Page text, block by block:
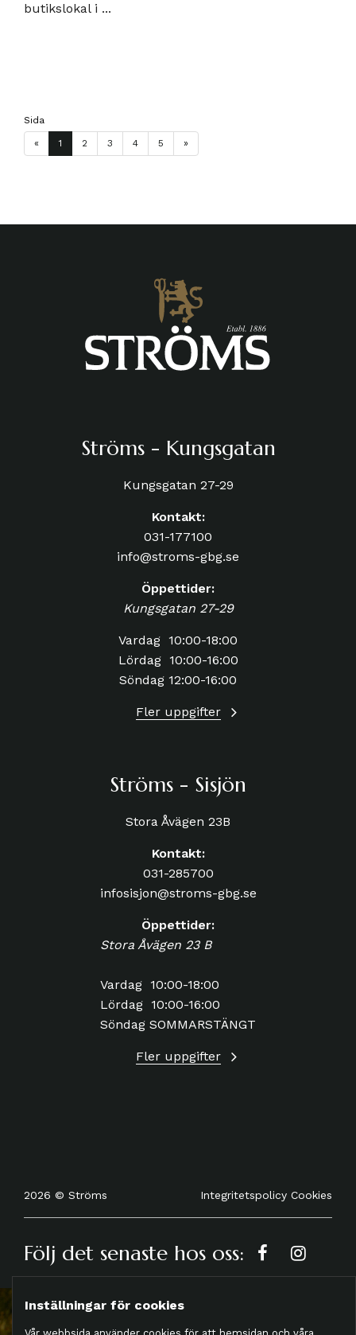
butikslokal i ...
Sida
« 1 2 3 4 5 »
Ströms - Kungsgatan
Kungsgatan 27-29
Kontakt:
031-177100
info@stroms-gbg.se
Öppettider:
Kungsgatan 27-29
Vardag 10:00-18:00
Lördag 10:00-16:00
Söndag 12:00-16:00
Fler uppgifter
Ströms - Sisjön
Stora Åvägen 23B
Kontakt:
031-285700
infosisjon@stroms-gbg.se
Öppettider:
Stora Åvägen 23 B
Vardag 10:00-18:00
Lördag 10:00-16:00
Söndag SOMMARSTÄNGT
Fler uppgifter
2026 © Ströms Integritetspolicy Cookies
Följ det senaste hos oss:
Inställningar för cookies